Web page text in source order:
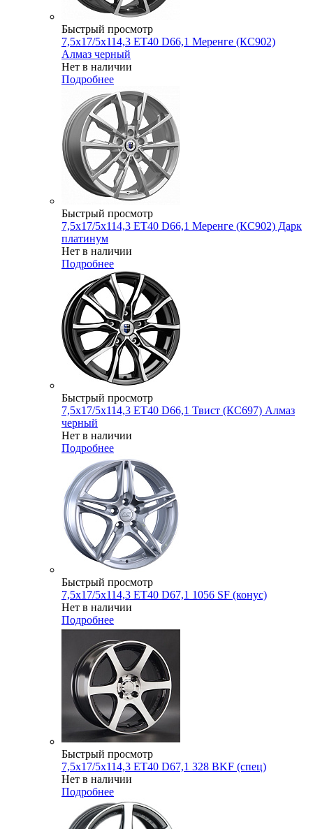
Быстрый просмотр
7,5x17/5x114,3 ET40 D66,1 Меренге (КС902)
Алмаз черный
Нет в наличии
Подробнее
Быстрый просмотр
7,5x17/5x114,3 ET40 D66,1 Меренге (КС902) Дарк
платинум
Нет в наличии
Подробнее
Быстрый просмотр
7,5x17/5x114,3 ET40 D66,1 Твист (КС697) Алмаз
черный
Нет в наличии
Подробнее
Быстрый просмотр
7,5x17/5x114,3 ET40 D67,1 1056 SF (конус)
Нет в наличии
Подробнее
Быстрый просмотр
7,5x17/5x114,3 ET40 D67,1 328 BKF (спец)
Нет в наличии
Подробнее